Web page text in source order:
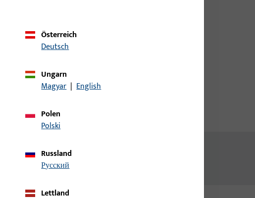
Österreich
Deutsch
Ungarn
Magyar | English
Polen
Polski
Russland
русский
Lettland